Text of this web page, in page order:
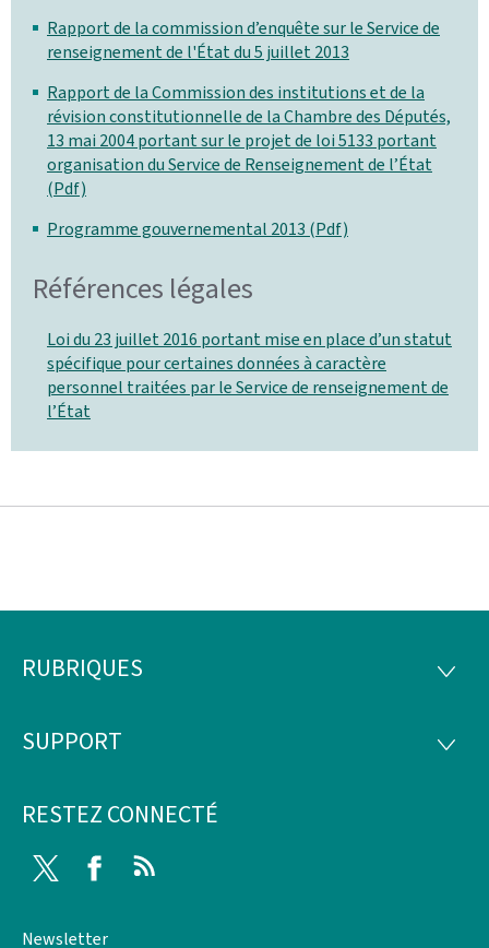
Rapport de la commission d’enquête sur le Service de
renseignement de l'État du 5 juillet 2013
Rapport de la Commission des institutions et de la
révision constitutionnelle de la Chambre des Députés,
13 mai 2004 portant sur le projet de loi 5133 portant
organisation du Service de Renseignement de l’État
(Pdf)
Programme gouvernemental 2013 (Pdf)
Références légales
Loi du 23 juillet 2016 portant mise en place d’un statut
spécifique pour certaines données à caractère
personnel traitées par le Service de renseignement de
l’État
Pied
page
RUBRIQUES
SUPPORT
RESTEZ CONNECTÉ
Twitter Facebook
Newsletter